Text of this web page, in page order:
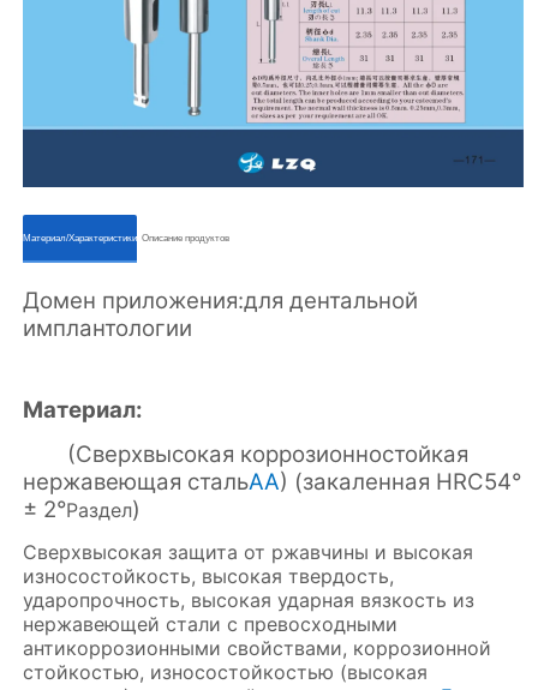
ㅤㅤМатериал/Характеристикиㅤㅤ ㅤㅤОписание продуктовㅤㅤ